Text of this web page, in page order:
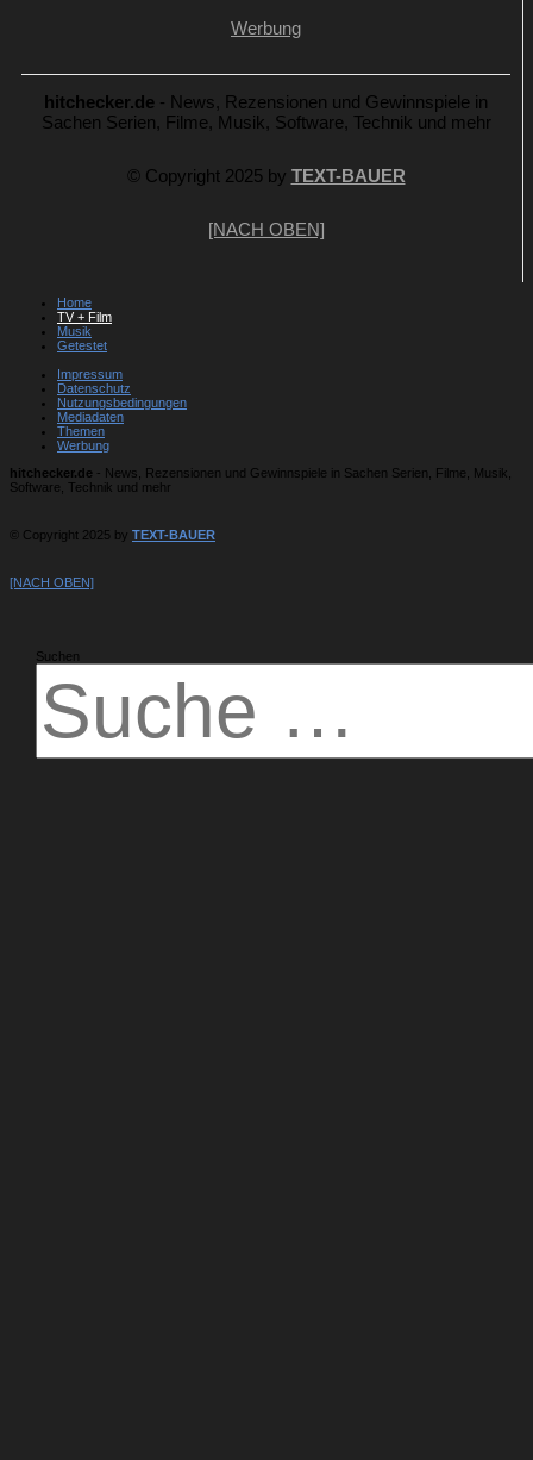
Werbung
hitchecker.de - News, Rezensionen und Gewinnspiele in
Sachen Serien, Filme, Musik, Software, Technik und mehr
© Copyright 2025 by TEXT-BAUER
[NACH OBEN]
Home
TV + Film
Musik
Getestet
Impressum
Datenschutz
Nutzungsbedingungen
Mediadaten
Themen
Werbung
hitchecker.de - News, Rezensionen und Gewinnspiele in Sachen Serien, Filme, Musik,
Software, Technik und mehr
© Copyright 2025 by TEXT-BAUER
[NACH OBEN]
Suchen